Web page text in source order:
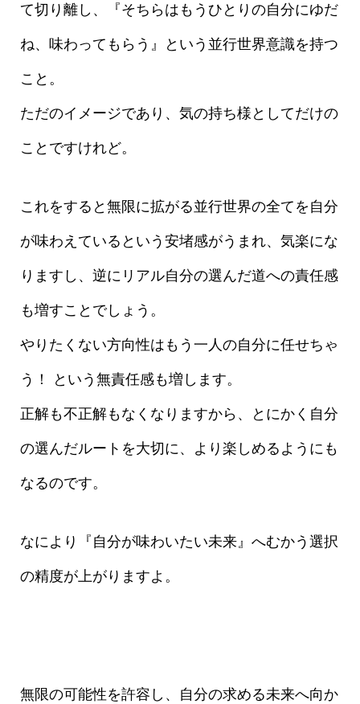
て切り離し、『そちらはもうひとりの自分にゆだ
ね、味わってもらう』という並行世界意識を持つ
こと。
ただのイメージであり、気の持ち様としてだけの
ことですけれど。
これをすると無限に拡がる並行世界の全てを自分
が味わえているという安堵感がうまれ、気楽にな
りますし、逆にリアル自分の選んだ道への責任感
も増すことでしょう。
やりたくない方向性はもう一人の自分に任せちゃ
う！ という無責任感も増します。
正解も不正解もなくなりますから、とにかく自分
の選んだルートを大切に、より楽しめるようにも
なるのです。
なにより『自分が味わいたい未来』へむかう選択
の精度が上がりますよ。
無限の可能性を許容し、自分の求める未来へ向か